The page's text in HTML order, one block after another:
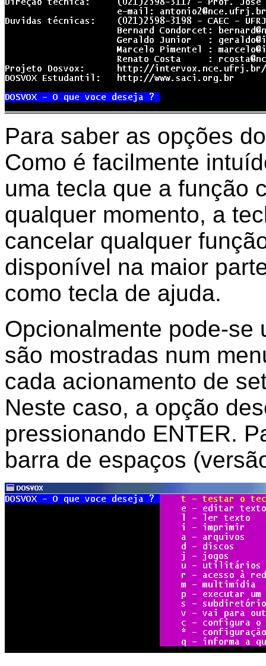
Para saber as opções
Como é facilmente
uma tecla que a função
qualquer momento, a
cancelar qualquer
disponível na maior
como tecla de ajuda.
Opcionalmente pode-se
são mostradas num
cada acionamento de
Neste caso, a opção
pressionando ENTER.
barra de espaços